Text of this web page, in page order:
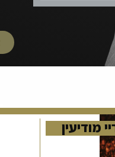
מודיעין